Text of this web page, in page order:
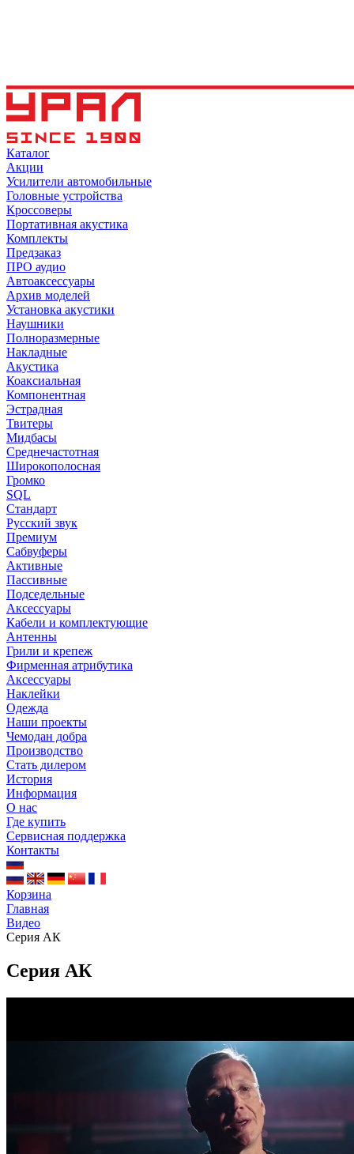
Каталог
Акции
Усилители автомобильные
Головные устройства
Кроссоверы
Портативная акустика
Комплекты
Предзаказ
ПРО аудио
Автоаксессуары
Архив моделей
Установка акустики
Наушники
Полноразмерные
Накладные
Акустика
Коаксиальная
Компонентная
Эстрадная
Твитеры
Мидбасы
Среднечастотная
Широкополосная
Громко
SQL
Стандарт
Русский звук
Премиум
Сабвуферы
Активные
Пассивные
Подседельные
Аксессуары
Кабели и комплектующие
Антенны
Грили и крепеж
Фирменная атрибутика
Аксессуары
Наклейки
Одежда
Наши проекты
Чемодан добра
Производство
Стать дилером
История
Информация
О нас
Где купить
Сервисная поддержка
Контакты
Корзина
Главная
Видео
Серия АК
Серия АК